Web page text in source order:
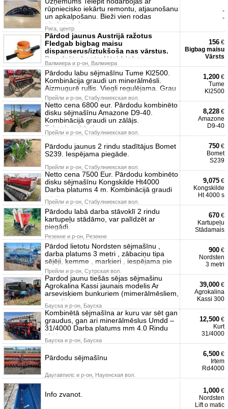
rūpniecisko iekārtu remontu, atjaunošanu
un apkalpošanu. Bieži vien rodas
situācijas, k
Рига, центр
-
-
Pārdod jaunus Austrijā ražotus
Fledgab bigbag maisu
dispanserus/iztukšoša nas vārstus.
Paredzēts kontrolētai bigbag ma
Валмиера и р-он, Валмиера
156 €
Bigbag maisu
Vārsts
Pārdodu labu sējmašīnu Tume Kl2500.
Kombinācija graudi un minerālmēsli.
Aizmugurē rullis. Viegli regulējama. Grau
Прейли и р-он, Стабулниекская вол.
1,200 €
Tume
Kl2500
Netto cena 6800 eur. Pārdodu kombinēto
disku sējmašīnu Amazone D9-40.
Kombinācijā graudi un zālājs.
Tehnoloģiskā sl
Прейли и р-он, Стабулниекская вол.
8,228 €
Amazone
D9-40
Pārdodu jaunus 2 rindu stadītājus Bomet
S239. Iespējama piegāde.
Прейли и р-он, Стабулниекская вол.
750 €
Bomet
S239
Netto cena 7500 Eur. Pārdodu kombinēto
disku sējmašīnu Kongskilde Ht4000
Darba platums 4 m. Kombinācijā graudi
un m
Прейли и р-он, Стабулниекская вол.
9,075 €
Kongskilde
Ht 4000 s
Pārdodu labā darba stāvoklī 2 rindu
kartupeļu stādāmo, var palīdzēt ar
piegādi.
Резекне и р-он, Резекне
670 €
Kartupeļu
Stādamais
Pārdod lietotu Nordsten sējmašīnu ,
darba platums 3 metri , zābaciņu tipa
sējēji, ķemme , marķieri , iespējama pie
Прейли и р-он, Сутрская вол.
900 €
Nordsten
3 metri
Pardod jaunu tiešās sējas sējmašinu
Agrokalina Kassi jaunais modelis Ar
arsevisķiem bunkuriem (mimerālmēsliem,
graudi+
Бауска и р-он, Бауска
39,000 €
Agrokalina
Kassi 300
Kombinētā sējmašīna ar kuru var sēt gan
graudus, gan ari minerālmēslus Umdd –
31/4000 Darba platums mm 4.0 Rindu
skai
Бауска и р-он, Бауска
12,500 €
Kurt
31/4000
Pārdodu sējmašīnu
Даугавпилс и р-он, Науенская вол.
6,500 €
Irtem
Rd4000
Info zvanot. 1,000 €
Nordsten
Lift o matic